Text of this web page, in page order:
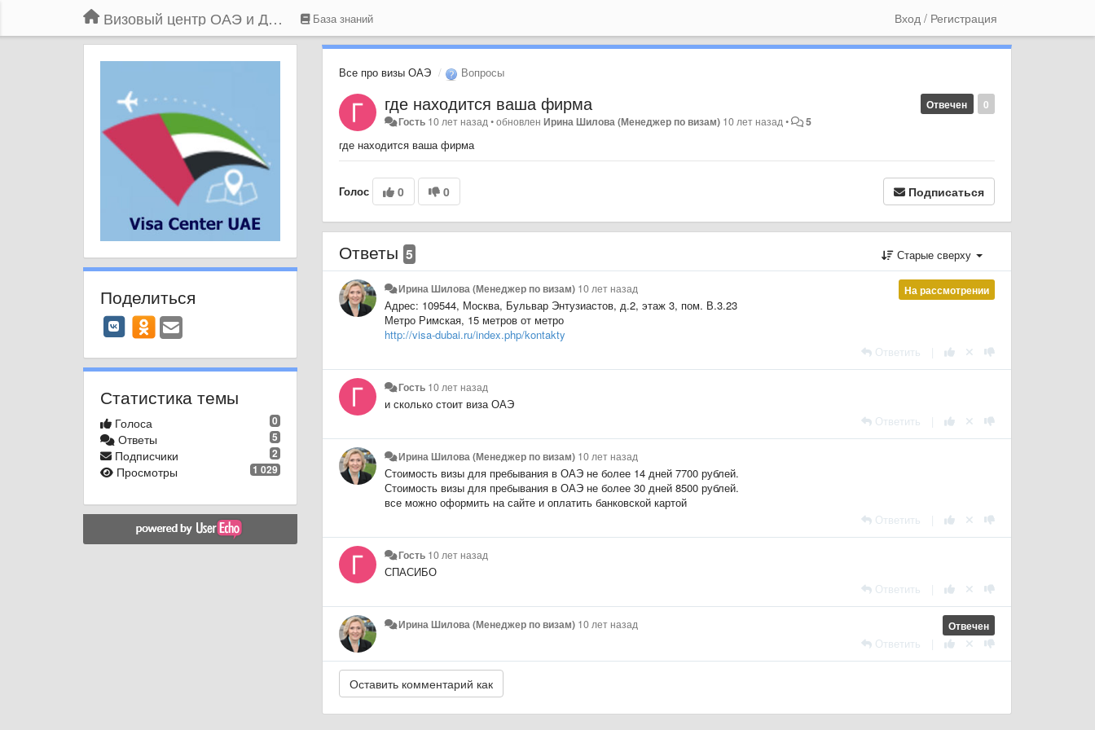
Визовый центр ОАЭ и Дубая База знаний Вход / Регистрация
Поделиться
Статистика темы
0
Голоса
5
Ответы
2
Подписчики
1 029
Просмотры
Все про визы ОАЭ Вопросы
0
Отвечен
где находится ваша фирма
Гость 10 лет назад •обновлен Ирина Шилова (Менеджер по визам) 10 лет назад • 5
где находится ваша фирма
Голос 0 0 Подписаться
Ответы 5 Старые сверху
На рассмотрении
Ирина Шилова (Менеджер по визам) 10 лет назад
Адрес: 109544, Москва, Бульвар Энтузиастов, д.2, этаж 3, пом. В.3.23
Метро Римская, 15 метров от метро
http://visa-dubai.ru/index.php/kontakty
Ответить
Гость 10 лет назад
и сколько стоит виза ОАЭ
Ответить
Ирина Шилова (Менеджер по визам) 10 лет назад
Стоимость визы для пребывания в ОАЭ не более 14 дней 7700 рублей.
Стоимость визы для пребывания в ОАЭ не более 30 дней 8500 рублей.
все можно оформить на сайте и оплатить банковской картой
Ответить
Гость 10 лет назад
СПАСИБО
Ответить
Отвечен
Ирина Шилова (Менеджер по визам) 10 лет назад
Ответить